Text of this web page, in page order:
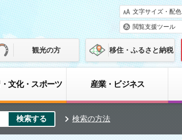
文字サイズ・配色
閲覧支援ツール
観光の方 移住・ふるさと納税
文化・スポーツ 産業・ビジネス
検索の方法